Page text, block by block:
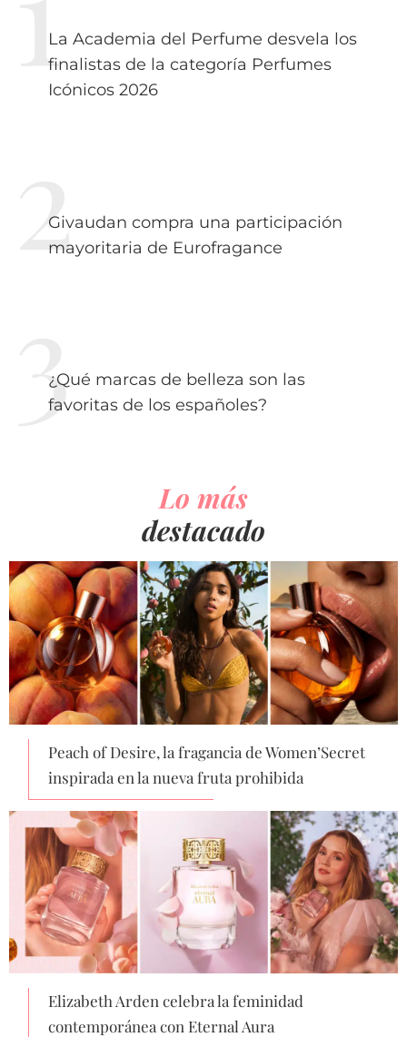
La Academia del Perfume desvela los
finalistas de la categoría Perfumes
Icónicos 2026
Givaudan compra una participación
mayoritaria de Eurofragance
¿Qué marcas de belleza son las
favoritas de los españoles?
Lo más
destacado
Peach of Desire, la fragancia de Women’Secret
inspirada en la nueva fruta prohibida
Elizabeth Arden celebra la feminidad
contemporánea con Eternal Aura